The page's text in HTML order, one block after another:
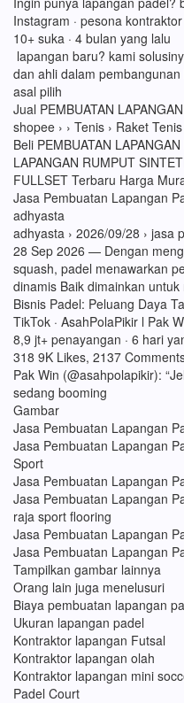
Instagram · pesona kontraktor
10+ suka · 4 bulan yang lalu
lapangan baru? kami
dan ahli dalam
asal pilih
Jual PEMBUATAN
shopee › › Tenis › Raket Tenis
Beli PEMBUATAN
LAPANGAN RUMPUT
FULLSET Terbaru Harga
Jasa Pembuatan Lapangan
adhyasta
adhyasta › 2026/09/28 › jasa
28 Sep 2026 — Dengan
squash, padel menawarkan
dinamis Baik dimainkan
Bisnis Padel: Peluang Daya
TikTok · AsahPolaPikir l Pak
8,9 jt+ penayangan · 6 hari
318 9K Likes, 2137
Pak Win (@asahpolapikir):
sedang booming
Gambar
Jasa Pembuatan Lapangan
Jasa Pembuatan Lapangan
Sport
Jasa Pembuatan Lapangan
Jasa Pembuatan Lapangan
raja sport flooring
Jasa Pembuatan Lapangan
Jasa Pembuatan Lapangan
Tampilkan gambar lainnya
Orang lain juga menelusuri
Biaya pembuatan lapangan
Ukuran lapangan padel
Kontraktor lapangan Futsal
Kontraktor lapangan olah
Kontraktor lapangan mini
Padel Court